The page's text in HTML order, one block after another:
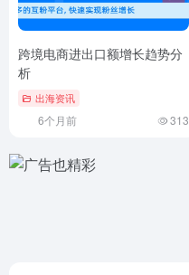
跨境电商进出口额增长趋势分
析
出海资讯
6个月前 313